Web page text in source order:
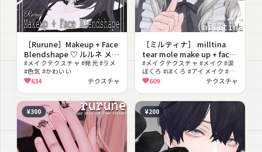
［Rurune］Makeup + Face
Blendshape ♡ ルルネ メイ
クテクスチャ フェイスブレ
ンドシェイプ
#メイクテクスチャ #発光 #ラメ
#色気 #かわいい
634 テクスチャ
［ミルティナ］ milltina
tear mole make up + face
blendshape ♡ ミルティナ
メイクテクスチャ ほくろ フ
ェイス ブレンドシェイプ
#メイクテクスチャ #メイク #涙
ぼくろ #ほくろ #アイメイク #ク
ール #色変え #ミルティナ #テク
609 テクスチャ
¥300 ¥200